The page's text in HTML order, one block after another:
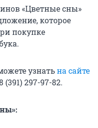
«Цветные сны»
которое
покупке
узнатьна сайте
297-97-82.